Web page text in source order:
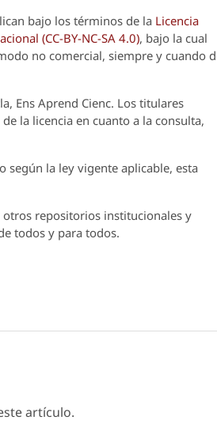
bajo los términos de la Licencia
(CC-BY-NC-SA 4.0), bajo la cual
no comercial, siempre y cuando
Ens Aprend Cienc. Los titulares
la licencia en cuanto a la consulta,
según la ley vigente aplicable, esta
repositorios institucionales y
todos y para todos.
artículo.